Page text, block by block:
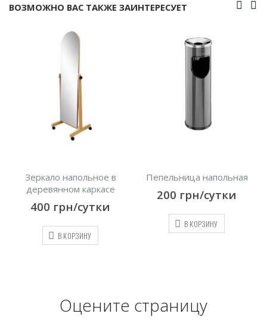
ВОЗМОЖНО ВАС ТАКЖЕ ЗАИНТЕРЕСУЕТ
Зеркало напольное в
деревянном каркасе
400 грн/сутки
В КОРЗИНУ
Пепельница напольная
200 грн/сутки
В КОРЗИНУ
Оцените страницу